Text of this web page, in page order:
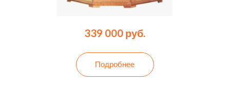
339 000 руб.
Подробнее